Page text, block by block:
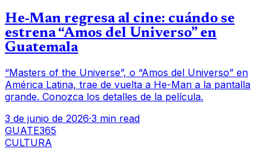
He-Man regresa al cine: cuándo se
estrena “Amos del Universo” en
Guatemala
“Masters of the Universe”, o “Amos del Universo” en
América Latina, trae de vuelta a He-Man a la pantalla
grande. Conozca los detalles de la película.
3 de junio de 2026·3 min read
GUATE365
CULTURA